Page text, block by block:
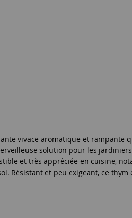
vivace aromatique et
solution pour les
et très appréciée en cuisine,
Résistant et peu exigeant, ce